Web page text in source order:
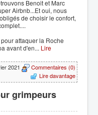
Benoit et Marc
Airbnb...Et oui, nous
de choisir le confort,
attaquer la Roche
avant d'en... Lire
2021
Commentaires (0)
Lire davantage
grimpeurs